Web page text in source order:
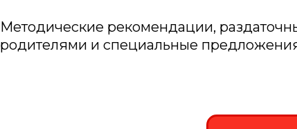
Методические рекомендации,
родителями и специальные